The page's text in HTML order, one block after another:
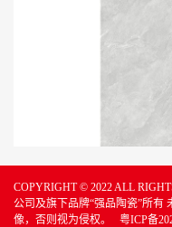
COPYRIGHT © 2022 ALL
公司及旗下品牌“强品陶瓷”所有
像，否则视为侵权。 粤ICP备